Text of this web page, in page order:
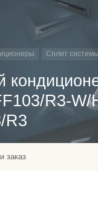
Сплит системы
R3-W/
R3
заказ